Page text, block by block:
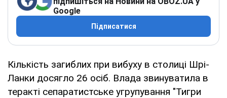
Google
Підписатися
Кількість загиблих при вибуху в столиці Шрі-
Ланки досягло 26 осіб. Влада звинуватила в
теракті сепаратистське угрупування "Тигри